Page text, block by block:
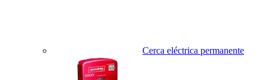
Cerca eléctrica permanente